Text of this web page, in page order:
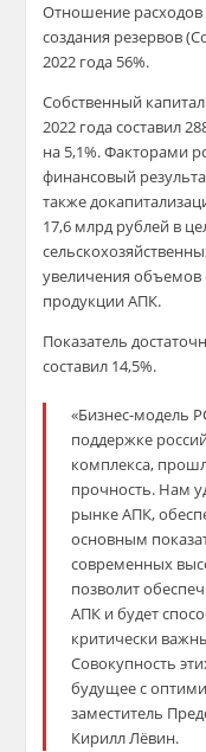
Отношение
создания резервов
2022 года 56%.
Собственный
2022 года составил
на 5,1%. Факторами
финансовый
также
17,6 млрд рублей в
увеличения объемов
продукции АПК.
Показатель
составил 14,5%.
«Бизнес-модель
поддержке
комплекса,
прочность. Нам
рынке АПК,
основным
современных
позволит
АПК и будет
критически
Совокупность
будущее с
заместитель
Кирилл Лёвин.